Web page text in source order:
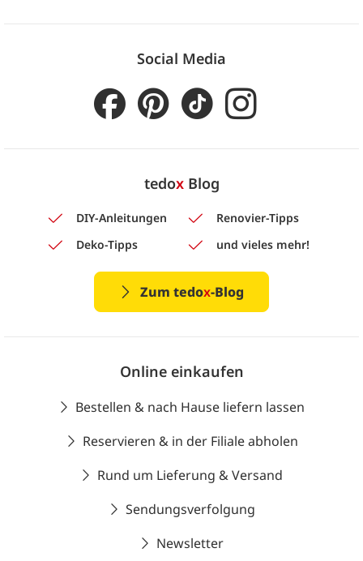
Social Media
tedoxBlog
DIY-Anleitungen
Renovier-Tipps
Deko-Tipps
und vieles mehr!
Zum tedox-Blog
Online einkaufen
Bestellen & nach Hause liefern lassen
Reservieren & in der Filiale abholen
Rund um Lieferung & Versand
Sendungsverfolgung
Newsletter